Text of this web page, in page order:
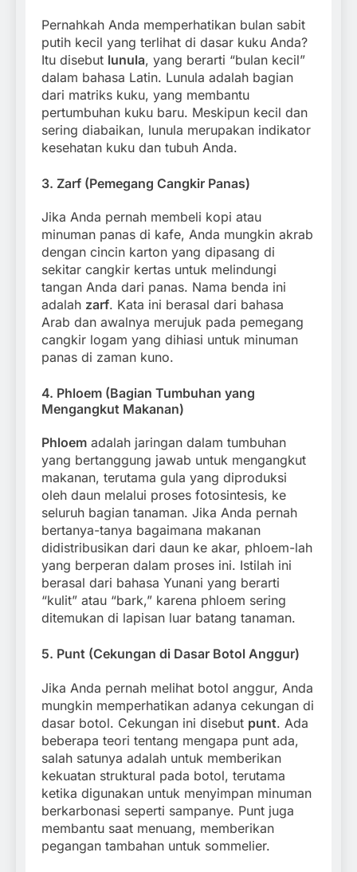
Pernahkah Anda memperhatikan bulan sabit
putih kecil yang terlihat di dasar kuku Anda?
Itu disebut lunula, yang berarti “bulan kecil”
dalam bahasa Latin. Lunula adalah bagian
dari matriks kuku, yang membantu
pertumbuhan kuku baru. Meskipun kecil dan
sering diabaikan, lunula merupakan indikator
kesehatan kuku dan tubuh Anda.
3. Zarf (Pemegang Cangkir Panas)
Jika Anda pernah membeli kopi atau
minuman panas di kafe, Anda mungkin akrab
dengan cincin karton yang dipasang di
sekitar cangkir kertas untuk melindungi
tangan Anda dari panas. Nama benda ini
adalah zarf. Kata ini berasal dari bahasa
Arab dan awalnya merujuk pada pemegang
cangkir logam yang dihiasi untuk minuman
panas di zaman kuno.
4. Phloem (Bagian Tumbuhan yang
Mengangkut Makanan)
Phloem adalah jaringan dalam tumbuhan
yang bertanggung jawab untuk mengangkut
makanan, terutama gula yang diproduksi
oleh daun melalui proses fotosintesis, ke
seluruh bagian tanaman. Jika Anda pernah
bertanya-tanya bagaimana makanan
didistribusikan dari daun ke akar, phloem-lah
yang berperan dalam proses ini. Istilah ini
berasal dari bahasa Yunani yang berarti
“kulit” atau “bark,” karena phloem sering
ditemukan di lapisan luar batang tanaman.
5. Punt (Cekungan di Dasar Botol Anggur)
Jika Anda pernah melihat botol anggur, Anda
mungkin memperhatikan adanya cekungan di
dasar botol. Cekungan ini disebut punt. Ada
beberapa teori tentang mengapa punt ada,
salah satunya adalah untuk memberikan
kekuatan struktural pada botol, terutama
ketika digunakan untuk menyimpan minuman
berkarbonasi seperti sampanye. Punt juga
membantu saat menuang, memberikan
pegangan tambahan untuk sommelier.